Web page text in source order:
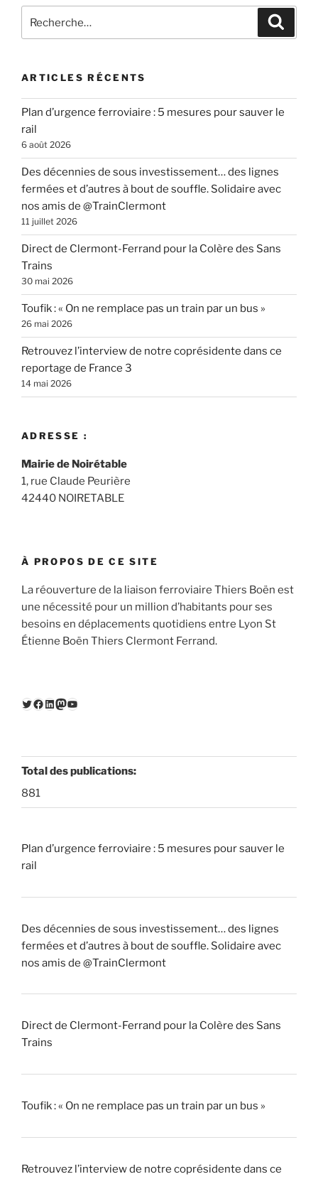
pour
ARTICLES RÉCENTS
Plan d’urgence ferroviaire : 5 mesures pour sauver le
rail
6 août 2026
Des décennies de sous investissement… des lignes
fermées et d’autres à bout de souffle. Solidaire avec
nos amis de @TrainClermont
11 juillet 2026
Direct de Clermont-Ferrand pour la Colère des Sans
Trains
30 mai 2026
Toufik : « On ne remplace pas un train par un bus »
26 mai 2026
Retrouvez l’interview de notre coprésidente dans ce
reportage de France 3
14 mai 2026
ADRESSE :
Mairie de Noirétable
1, rue Claude Peurière
42440 NOIRETABLE
À PROPOS DE CE SITE
La réouverture de la liaison ferroviaire Thiers Boën est
une nécessité pour un million d’habitants pour ses
besoins en déplacements quotidiens entre Lyon St
Étienne Boën Thiers Clermont Ferrand.
Twitter
Facebook
LinkedIn
Mastodon
YouTube
Total des publications:
881
Plan d’urgence ferroviaire : 5 mesures pour sauver le
rail
Des décennies de sous investissement… des lignes
fermées et d’autres à bout de souffle. Solidaire avec
nos amis de @TrainClermont
Direct de Clermont-Ferrand pour la Colère des Sans
Trains
Toufik : « On ne remplace pas un train par un bus »
Retrouvez l’interview de notre coprésidente dans ce